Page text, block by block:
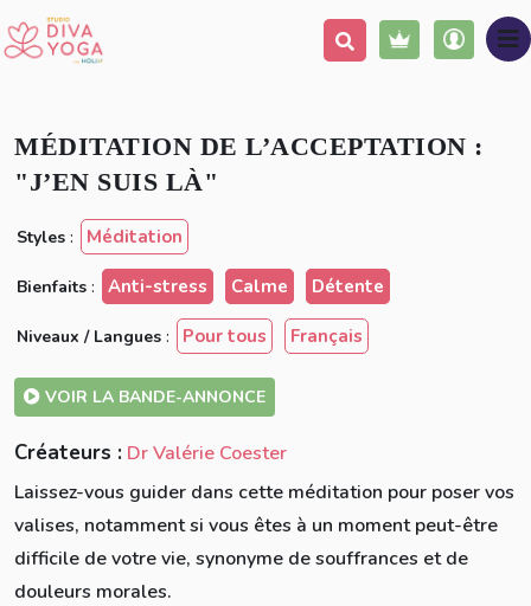
Ajouter à ma liste Partager
MÉDITATION DE L’ACCEPTATION :
"J’EN SUIS LÀ"
Styles : Méditation
Bienfaits : Anti-stress Calme Détente
Niveaux / Langues : Pour tous Français
VOIR LA BANDE-ANNONCE
Créateurs : Dr Valérie Coester
Laissez-vous guider dans cette méditation pour poser vos
valises, notamment si vous êtes à un moment peut-être
difficile de votre vie, synonyme de souffrances et de
douleurs morales.